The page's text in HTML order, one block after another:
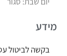
מידע
בקשה לביטול